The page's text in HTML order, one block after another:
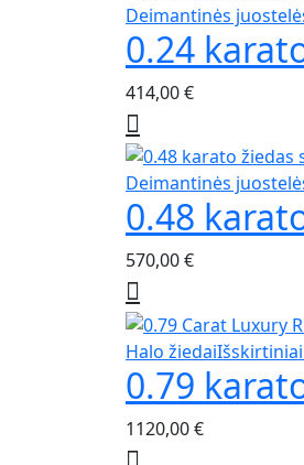
This
product
has
multiple
variants.
The
options
may
be
chosen
on
the
product
page
Deimantinės
0.24
414,00€
This
product
has
multiple
variants.
The
options
may
be
chosen
on
Deimantinės
0.48
570,00€
This
product
has
multiple
variants.
Halo žiedai
0.79
1120,00€